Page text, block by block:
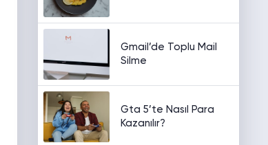
Gmail’de Toplu Mail
Silme
Gta 5’te Nasıl Para
Kazanılır?